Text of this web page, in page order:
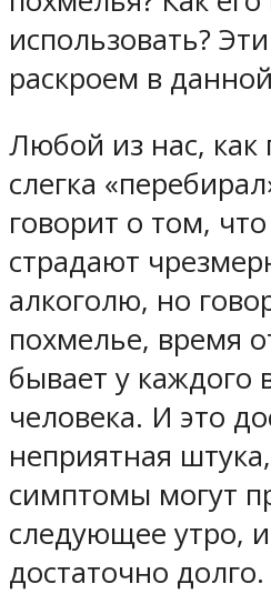
использовать?
раскроем в
Любой из нас, как
слегка
говорит о том,
страдают
алкоголю, но
похмелье, время
бывает у каждого
человека. И это
неприятная
симптомы могут
следующее утро,
достаточно долго.